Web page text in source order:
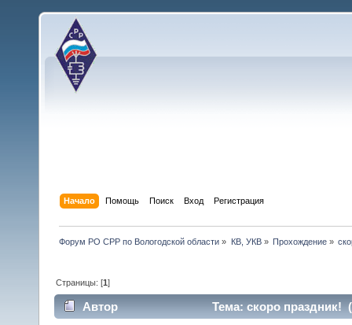
Начало Помощь Поиск Вход Регистрация
Форум РО СРР по Вологодской области » КВ, УКВ» Прохождение»
Страницы: [1]
Автор Тема: скоро праздник!